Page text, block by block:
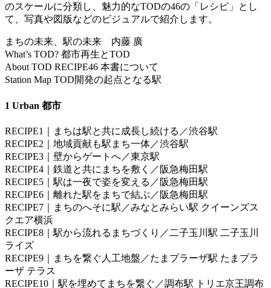
のスケールに分類し、魅力的なTODの46の「レシピ」とし
て、写真や図版などのビジュアルで紹介します。
まちの未来、駅の未来 内藤 廣
What’s TOD? 都市再生とTOD
About TOD RECIPE46 本書について
Station Map TOD開発の起点となる駅
1 Urban 都市
RECIPE1｜まちは駅と共に成長し続ける／渋谷駅
RECIPE2｜地域貢献も駅まち一体／渋谷駅
RECIPE3｜壁からゲートへ／東京駅
RECIPE4｜鉄道と共にまちを敷く／阪急梅田駅
RECIPE5｜駅は一夜で姿を変える／阪急梅田駅
RECIPE6｜離れた駅をまちで結ぶ／阪急梅田駅
RECIPE7｜まちのへそに駅／みなとみらい駅 クイーンズス
クエア横浜
RECIPE8｜駅から流れるまちづくり／二子玉川駅 二子玉川
ライズ
RECIPE9｜まちを繋ぐ人工地盤／たまプラーザ駅 たまプラ
ーザ テラス
RECIPE10｜駅を埋めてまちを繋ぐ／調布駅 トリエ京王調布